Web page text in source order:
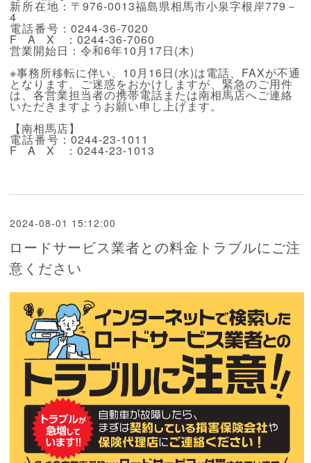
新所在地：〒976-0013福島県相馬市小泉字根岸779 －
4
電話番号 ：0244-36-7020
FAX ： 0244-36-7060
営業開始日：令和6年10 月 17日(木)
※事務所移転に伴い、 10 月 16日(水)は電話、 FAXが不通
となります。ご迷惑をおかけしますが、緊急のご用件
は、各営業担当者の携帯電話または南相馬店へご連絡
いただきますようお願い申し上げます。
【南相馬店】
電話番号：0244-23-1011
FAX ： 0244-23-1013
2024-08-01 15:12:00
ロードサービス業者との料金トラブルにご注
意ください